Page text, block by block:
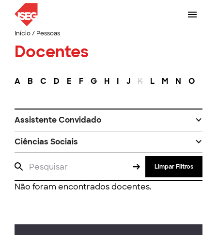
Início/ Pessoas
Docentes
A B C D E F G H I J K L M N O
Assistente Convidado
Ciências Sociais
Limpar Filtros
Não foram encontrados docentes.